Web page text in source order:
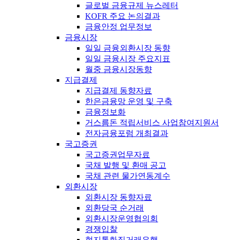
글로벌 금융규제 뉴스레터
KOFR 주요 논의결과
금융안정 업무정보
금융시장
일일 금융외환시장 동향
일일 금융시장 주요지표
월중 금융시장동향
지급결제
지급결제 동향자료
한은금융망 운영 및 구축
금융정보화
거스름돈 적립서비스 사업참여지원서
전자금융포럼 개최결과
국고증권
국고증권업무자료
국채 발행 및 환매 공고
국채 관련 물가연동계수
외환시장
외환시장 동향자료
외환당국 순거래
외환시장운영협의회
경쟁입찰